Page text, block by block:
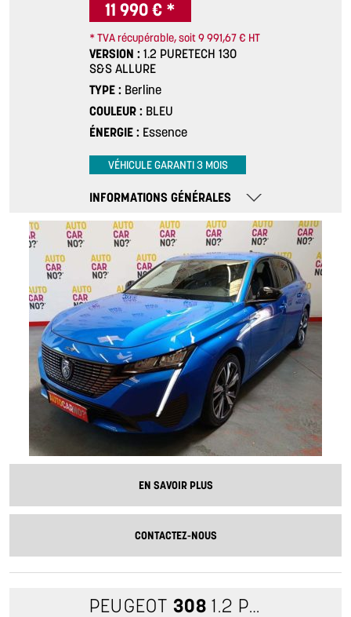
11 990 € *
* TVA récupérable, soit 9 991,67 € HT
VERSION
1.2 PURETECH 130
S&S ALLURE
TYPE
Berline
COULEUR
BLEU
ÉNERGIE
Essence
VÉHICULE GARANTI 3 MOIS
INFORMATIONS GÉNÉRALES
EN SAVOIR PLUS
CONTACTEZ-NOUS
PEUGEOT 308 1.2 PURETECH 130 S&S ALLURE PACK